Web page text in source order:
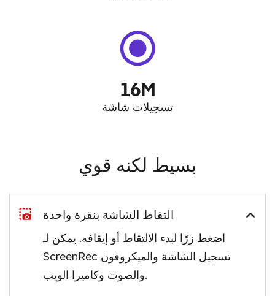
16M
تسجيلات شاشة
بسيط لكنه قوي
التقاط الشاشة بنقرة واحدة
اضغط زرًا لبدء الالتقاط أو إيقافه. يمكن لـ
ScreenRec تسجيل الشاشة والميكروفون
والصوت وكاميرا الويب.